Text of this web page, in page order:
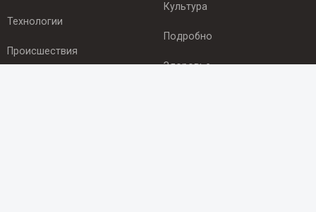
Технологии
Происшествия
Культура
Подробно
Здоровье